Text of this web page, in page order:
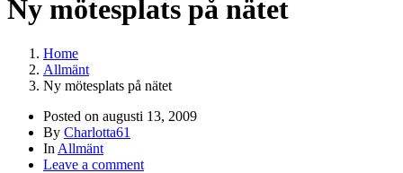
Ny mötesplats på nätet
Home
Allmänt
Ny mötesplats på nätet
Posted on augusti 13, 2009
By Charlotta61
In Allmänt
Leave a comment